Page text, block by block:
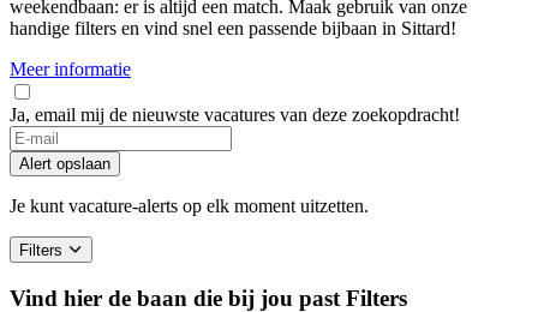
weekendbaan: er is altijd een match. Maak gebruik van onze
handige filters en vind snel een passende bijbaan in Sittard!
Meer informatie
Ja, email mij de nieuwste vacatures van deze zoekopdracht!
If
you
are
a
ignore
this
field
Alert opslaan
Je kunt vacature-alerts op elk moment uitzetten.
Filters
Vind hier de baan die bij jou past Filters